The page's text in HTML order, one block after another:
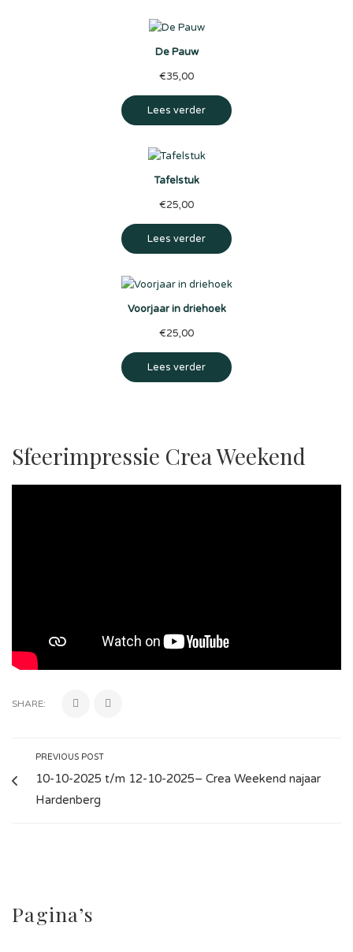
De Pauw
€35,00
Lees verder
Tafelstuk
€25,00
Lees verder
Voorjaar in driehoek
€25,00
Lees verder
Sfeerimpressie Crea Weekend
SHARE:
PREVIOUS POST
10-10-2025 t/m 12-10-2025– Crea Weekend najaar
Hardenberg
Pagina’s